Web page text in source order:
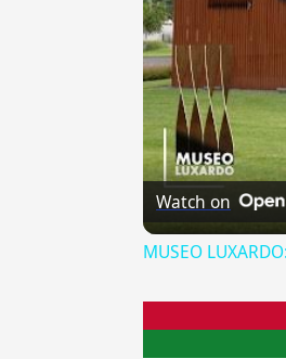
Watch on
MUSEO